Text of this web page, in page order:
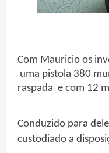
Com Mauricio os
uma pistola 380
raspada e com 12
Conduzido para
custodiado a